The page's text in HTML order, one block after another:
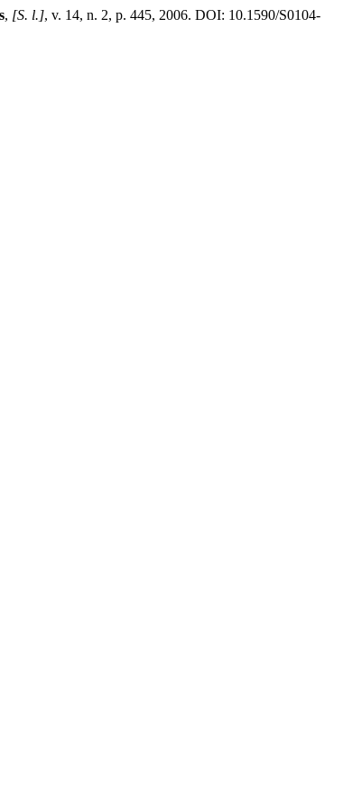
, [S. l.], v. 14, n. 2, p. 445, 2006. DOI: 10.1590/S0104-